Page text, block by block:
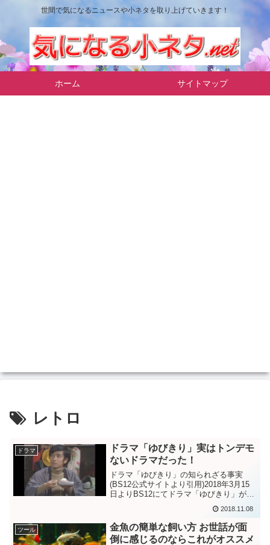
世間で気になるニュースや小ネタを取り上げていきます！
ホーム サイトマップ
レトロ
ドラマ
ドラマ「ゆびきり」実はトンデモ
ないドラマだった！
ドラマ「ゆびきり」の知られざる事実
(BS12公式サイトより引用)2018年3月15
日よりBS12にてドラマ「ゆびきり」が放
1973年4月に木曜日の午後8時台にTBS系
で放送された家族を題材にしたホー...
2018.11.08
ツール
金魚の簡単な飼い方 お世話が面
倒に感じるのならこれがオススメ